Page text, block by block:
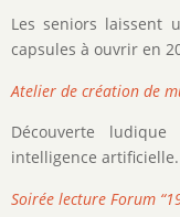
Les seniors laissent
capsules à ouvrir en
Atelier de création de
Découverte
intelligence artificielle.
Soirée lecture Forum